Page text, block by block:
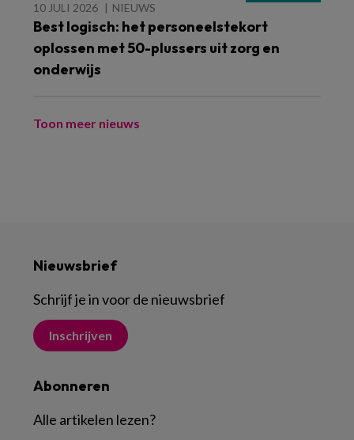
10 JULI 2026 NIEUWS
Best logisch: het personeelstekort
oplossen met 50-plussers uit zorg en
onderwijs
Toon meer nieuws
Nieuwsbrief
Schrijf je in voor de nieuwsbrief
Inschrijven
Abonneren
Alle artikelen lezen?